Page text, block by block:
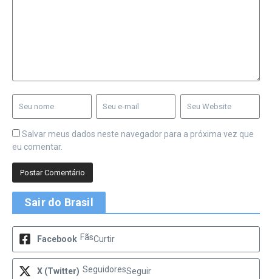
Salvar meus dados neste navegador para a próxima vez que
eu comentar.
Sair do Brasil
Facebook FãsCurtir
X (Twitter) SeguidoresSeguir